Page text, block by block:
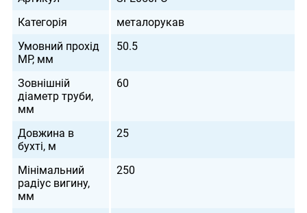
Категорія
металорукав
Умовний прохід
МР, мм
50.5
Зовнішній
діаметр труби,
мм
60
Довжина в
бухті, м
25
Мінімальний
радіус вигину,
мм
250